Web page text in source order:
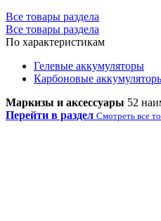
Все товары раздела
Все товары раздела
По характеристикам
Гелевые аккумуляторы
Карбоновые
Маркизы и аксессуары 52
Перейти в раздел Смотреть все